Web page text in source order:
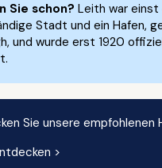
Sie schon? Leith war einst
Stadt und ein Hafen,
und wurde erst 1920
Sie unsere empfohlenen
>